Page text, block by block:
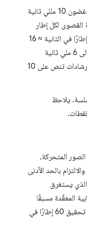
إنتاج كل لقطة في صورة متحركة في غضون 10 مللي ثانية
لكل إطار
16 ملي ثانية (1000 ملي ثانية / 60 إطارًا في الثانية ≈ 16
ملي ثانية)، ولكن تحتاج المتصفحات إلى 6 ملي ثانية
تقريبًا لعرض كل إطار، وبالتالي فإنّ الإرشادات تنص على 10
يلاحظ
المتحركة،
بالحد الأدنى
يستغرق
المعقّدة مسبقًا
كلما أمكن ذلك، ما يزيد من فرصك في تحقيق 60 إطارًا في